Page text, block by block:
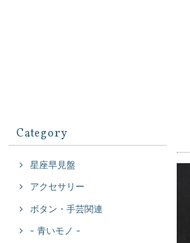
Category
星座早見盤
アクセサリー
ボタン・手芸関連
- 青いモノ -